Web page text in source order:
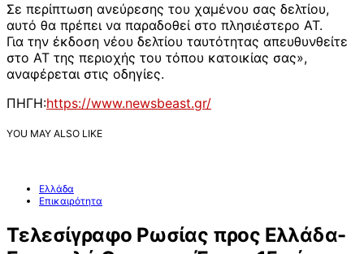
Σε περίπτωση ανεύρεσης του χαμένου σας δελτίου,
αυτό θα πρέπει να παραδοθεί στο πλησιέστερο ΑΤ.
Για την έκδοση νέου δελτίου ταυτότητας απευθυνθείτε
στο ΑΤ της περιοχής του τόπου κατοικίας σας»,
αναφέρεται στις οδηγίες.
ΠΗΓΗ:https://www.newsbeast.gr/
YOU MAY ALSO LIKE
Ελλάδα
Επικαιρότητα
Τελεσίγραφο Ρωσίας προς Ελλάδα-